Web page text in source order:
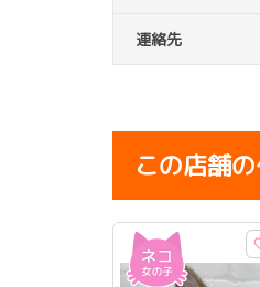
連絡先
この店舗